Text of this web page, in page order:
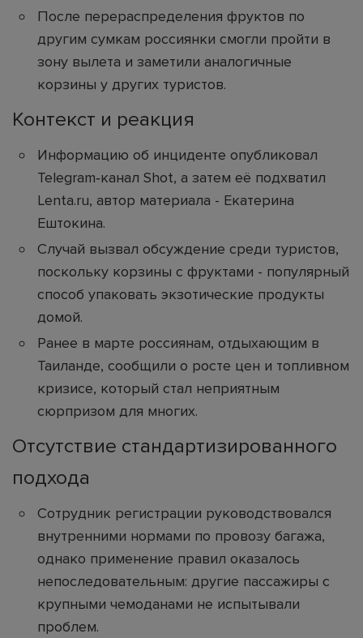
После перераспределения фруктов по
другим сумкам россиянки смогли пройти в
зону вылета и заметили аналогичные
корзины у других туристов.
Контекст и реакция
Информацию об инциденте опубликовал
Telegram‑канал Shot, а затем её подхватил
Lenta.ru, автор материала - Екатерина
Ештокина.
Случай вызвал обсуждение среди туристов,
поскольку корзины с фруктами - популярный
способ упаковать экзотические продукты
домой.
Ранее в марте россиянам, отдыхающим в
Таиланде, сообщили о росте цен и топливном
кризисе, который стал неприятным
сюрпризом для многих.
Отсутствие стандартизированного
подхода
Сотрудник регистрации руководствовался
внутренними нормами по провозу багажа,
однако применение правил оказалось
непоследовательным: другие пассажиры с
крупными чемоданами не испытывали
проблем.